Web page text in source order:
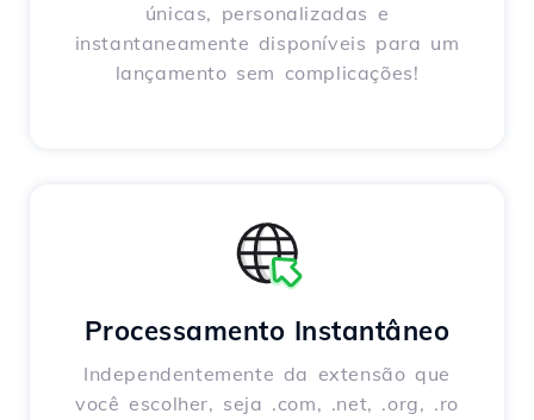
únicas, personalizadas e
instantaneamente disponíveis para um
lançamento sem complicações!
Processamento Instantâneo
Independentemente da extensão que
você escolher, seja .com, .net, .org, .ro